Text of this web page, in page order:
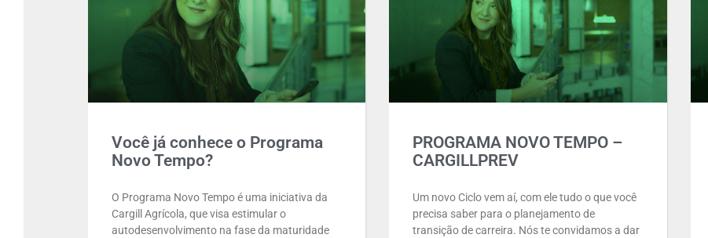
Você já conhece o Programa
Novo Tempo?
O Programa Novo Tempo é uma iniciativa da
Cargill Agrícola, que visa estimular o
autodesenvolvimento na fase da maturidade
PROGRAMA NOVO TEMPO –
CARGILLPREV
Um novo Ciclo vem aí, com ele tudo o que você
precisa saber para o planejamento de
transição de carreira. Nós te convidamos a dar